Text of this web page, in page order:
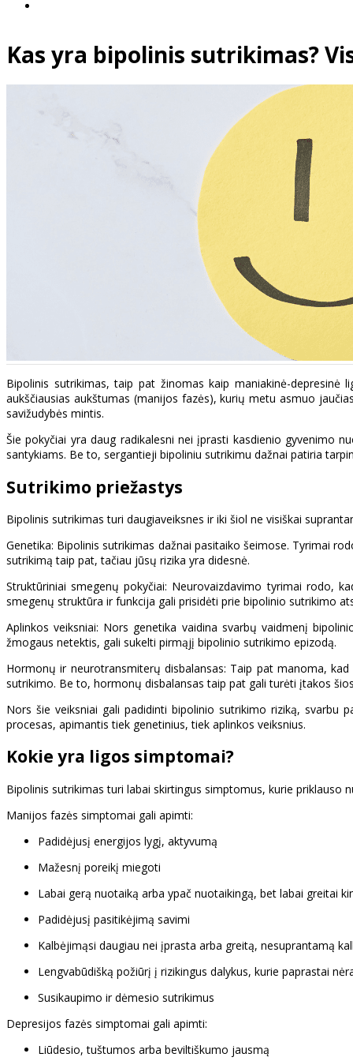
Kas yra bipolinis sutrikimas?
Bipolinis sutrikimas, taip pat žinomas kaip maniakinė-
aukščiausias aukštumas (manijos fazės), kurių metu asmuo
savižudybės mintis.
Šie pokyčiai yra daug radikalesni nei įprasti kasdienio gyvenimo
santykiams. Be to, sergantieji bipoliniu sutrikimu dažnai patiria
Sutrikimo priežastys
Bipolinis sutrikimas turi daugiaveiksnes ir iki šiol ne visiškai
Genetika: Bipolinis sutrikimas dažnai pasitaiko šeimose. Tyrimai
sutrikimą taip pat, tačiau jūsų rizika yra didesnė.
Struktūriniai smegenų pokyčiai: Neurovaizdavimo tyrimai rodo,
smegenų struktūra ir funkcija gali prisidėti prie bipolinio sutrikimo
Aplinkos veiksniai: Nors genetika vaidina svarbų vaidmenį
žmogaus netektis, gali sukelti pirmąjį bipolinio sutrikimo epizodą.
Hormonų ir neurotransmiterų disbalansas: Taip pat manoma,
sutrikimo. Be to, hormonų disbalansas taip pat gali turėti įtakos
Nors šie veiksniai gali padidinti bipolinio sutrikimo riziką, svarbu
procesas, apimantis tiek genetinius, tiek aplinkos veiksnius.
Kokie yra ligos simptomai?
Bipolinis sutrikimas turi labai skirtingus simptomus, kurie priklauso
Manijos fazės simptomai gali apimti:
Padidėjusį energijos lygį, aktyvumą
Mažesnį poreikį miegoti
Labai gerą nuotaiką arba ypač nuotaikingą, bet labai greitai
Padidėjusį pasitikėjimą savimi
Kalbėjimąsi daugiau nei įprasta arba greitą, nesuprantamą
Lengvabūdišką požiūrį į rizikingus dalykus, kurie paprastai
Susikaupimo ir dėmesio sutrikimus
Depresijos fazės simptomai gali apimti:
Liūdesio, tuštumos arba beviltiškumo jausmą